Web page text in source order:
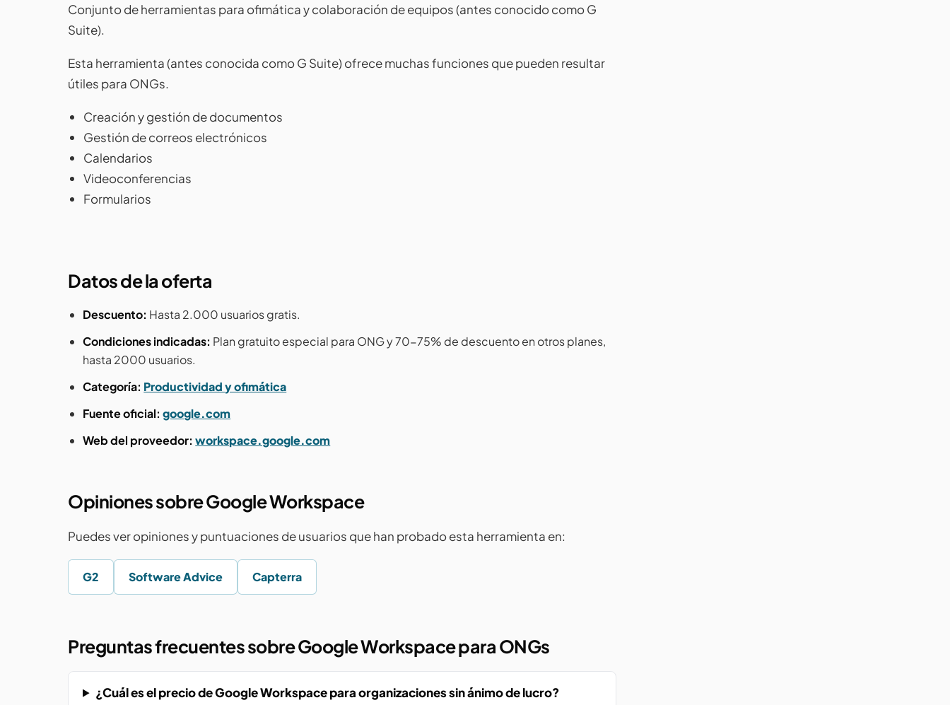
Conjunto de herramientas para ofimática y colaboración de equipos (antes conocido como G
Suite).
Esta herramienta (antes conocida como G Suite) ofrece muchas funciones que pueden resultar
útiles para ONGs.
Creación y gestión de documentos
Gestión de correos electrónicos
Calendarios
Videoconferencias
Formularios
Datos de la oferta
Descuento: Hasta 2.000 usuarios gratis.
Condiciones indicadas: Plan gratuito especial para ONG y 70-75% de descuento en otros planes,
hasta 2000 usuarios.
Categoría: Productividad y ofimática
Fuente oficial: google.com
Web del proveedor: workspace.google.com
Opiniones sobre Google Workspace
Puedes ver opiniones y puntuaciones de usuarios que han probado esta herramienta en:
G2 Software Advice Capterra
Preguntas frecuentes sobre Google Workspace para ONGs
¿Cuál es el precio de Google Workspace para organizaciones sin ánimo de lucro?